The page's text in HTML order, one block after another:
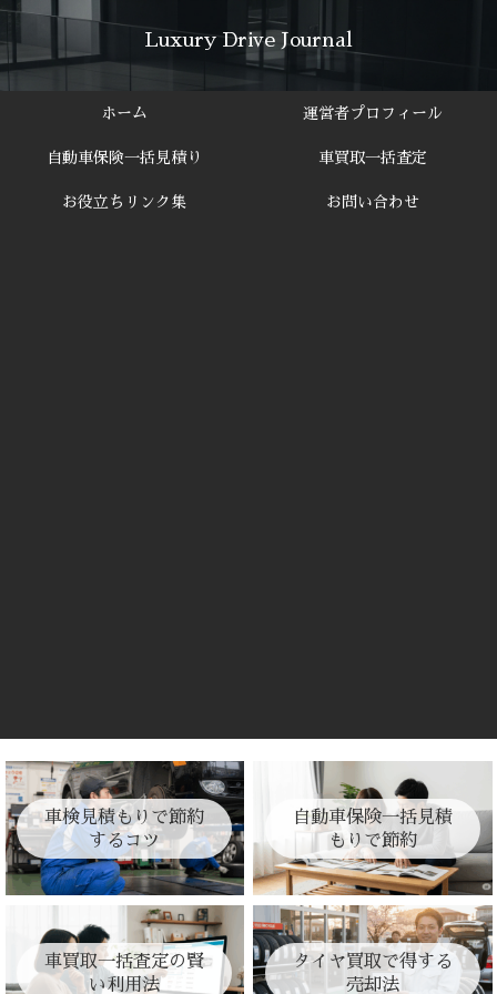
Luxury Drive Journal
ホーム 運営者プロフィール
自動車保険一括見積り 車買取一括査定
お役立ちリンク集 お問い合わせ
車検見積もりで節約
するコツ
自動車保険一括見積
もりで節約
車買取一括査定の賢
い利用法
タイヤ買取で得する
売却法